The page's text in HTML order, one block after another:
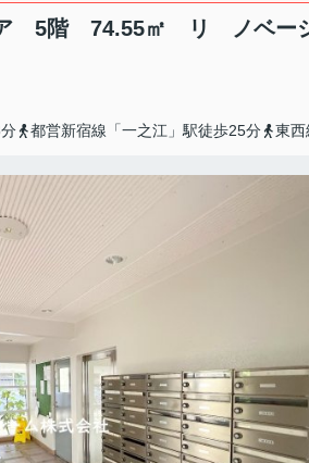
ア 5階 74.55㎡ リ ノベー
都営新宿線「一之江」駅徒歩25分 東西